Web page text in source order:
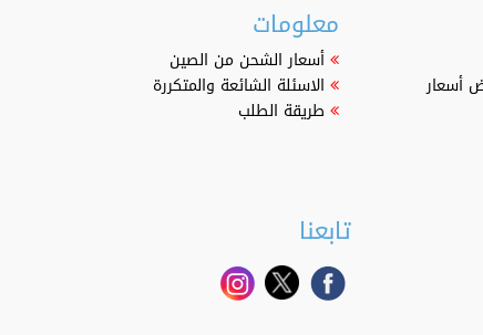
معلومات
أسعار الشحن من الصين
الاسئلة الشائعة والمتكررة
طريقة الطلب
أسعار
تابعنا